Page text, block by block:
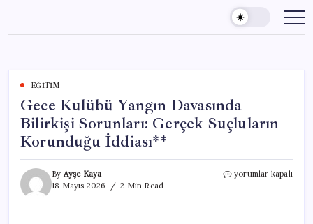
content
EĞITIM
Gece Kulübü Yangın Davasında
Bilirkişi Sorunları: Gerçek Suçluların
Korunduğu İddiası**
By Ayşe Kaya
18 Mayıs 2026
2 Min Read
Gece
yorumlar kapalı